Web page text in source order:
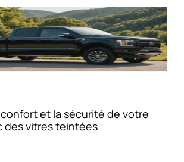
et la sécurité de votre
des vitres teintées